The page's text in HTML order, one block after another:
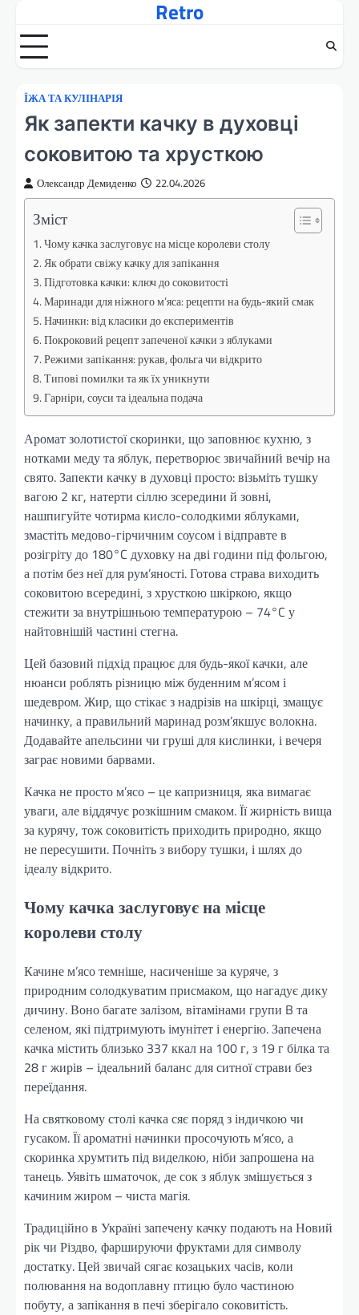
вмісту
Retro
ЇЖА ТА КУЛІНАРІЯ
Як запекти качку в духовці
соковитою та хрусткою
Олександр Демиденко 22.04.2026
Зміст
Чому качка заслуговує на місце королеви столу
Як обрати свіжу качку для запікання
Підготовка качки: ключ до соковитості
Маринади для ніжного м’яса: рецепти на будь-який смак
Начинки: від класики до експериментів
Покроковий рецепт запеченої качки з яблуками
Режими запікання: рукав, фольга чи відкрито
Типові помилки та як їх уникнути
Гарніри, соуси та ідеальна подача
Аромат золотистої скоринки, що заповнює кухню, з
нотками меду та яблук, перетворює звичайний вечір на
свято. Запекти качку в духовці просто: візьміть тушку
вагою 2 кг, натерти сіллю зсередини й зовні,
нашпигуйте чотирма кисло-солодкими яблуками,
змастіть медово-гірчичним соусом і відправте в
розігріту до 180°C духовку на дві години під фольгою,
а потім без неї для рум’яності. Готова страва виходить
соковитою всередині, з хрусткою шкіркою, якщо
стежити за внутрішньою температурою – 74°C у
найтовнішій частині стегна.
Цей базовий підхід працює для будь-якої качки, але
нюанси роблять різницю між буденним м’ясом і
шедевром. Жир, що стікає з надрізів на шкірці, змащує
начинку, а правильний маринад розм’якшує волокна.
Додавайте апельсини чи груші для кислинки, і вечеря
заграє новими барвами.
Качка не просто м’ясо – це капризниця, яка вимагає
уваги, але віддячує розкішним смаком. Її жирність вища
за курячу, тож соковитість приходить природно, якщо
не пересушити. Почніть з вибору тушки, і шлях до
ідеалу відкрито.
Чому качка заслуговує на місце
королеви столу
Качине м’ясо темніше, насиченіше за куряче, з
природним солодкуватим присмаком, що нагадує дику
дичину. Воно багате залізом, вітамінами групи B та
селеном, які підтримують імунітет і енергію. Запечена
качка містить близько 337 ккал на 100 г, з 19 г білка та
28 г жирів – ідеальний баланс для ситної страви без
переїдання.
На святковому столі качка сяє поряд з індичкою чи
гусаком. Її ароматні начинки просочують м’ясо, а
скоринка хрумтить під виделкою, ніби запрошена на
танець. Уявіть шматочок, де сок з яблук змішується з
качиним жиром – чиста магія.
Традиційно в Україні запечену качку подають на Новий
рік чи Різдво, фаршируючи фруктами для символу
достатку. Цей звичай сягає козацьких часів, коли
полювання на водоплавну птицю було частиною
побуту, а запікання в печі зберігало соковитість.